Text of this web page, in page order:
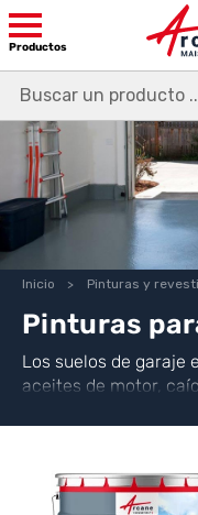
Productos
Inicio Pinturas y
Pinturas
Los suelos de garaje
aceites de motor,
manchas... Aplicar